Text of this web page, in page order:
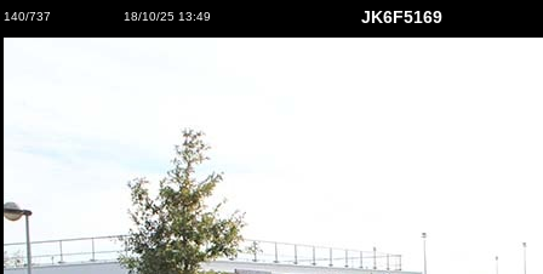
140/737 18/10/25 13:49 JK6F5169